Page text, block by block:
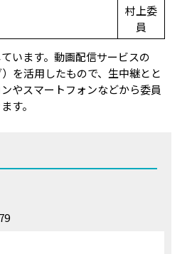
村上委
員
います。動画配信サービスの
を活用したもので、生中継とと
やスマートフォンなどから委員
す。